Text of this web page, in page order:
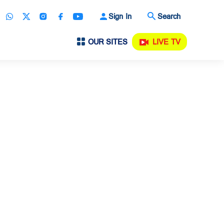
Sign In Search
OUR SITES LIVE TV